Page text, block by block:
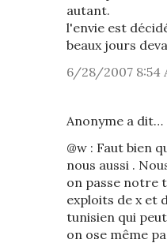
autant.
l'envie est
beaux jours
6/28/2007 8:54
Anonyme a dit…
@w : Faut bien
nous aussi .
on passe notre
exploits de x et
tunisien qui
on ose même